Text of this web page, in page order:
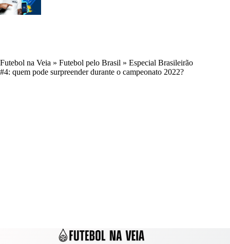
Futebol na Veia » Futebol pelo Brasil » Especial Brasileirão
#4: quem pode surpreender durante o campeonato 2022?